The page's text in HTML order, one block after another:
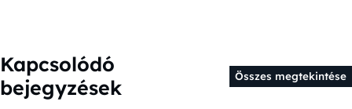
Kapcsolódó
bejegyzések
Összes megtekintése